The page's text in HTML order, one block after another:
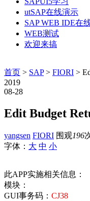
utSAP在线演示
SAP WEB IDE在
WEB测试
欢迎来搞
首页 > SAP> FIORI >
2019
08-28
Edit Budget
yangsen FIORI 围观196
字体： 大 中 小
此APP实施相关信息：
模块：
GUI事务码： CJ38